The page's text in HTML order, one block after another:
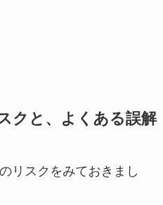
クと、よくある誤解
リスクをみておきまし